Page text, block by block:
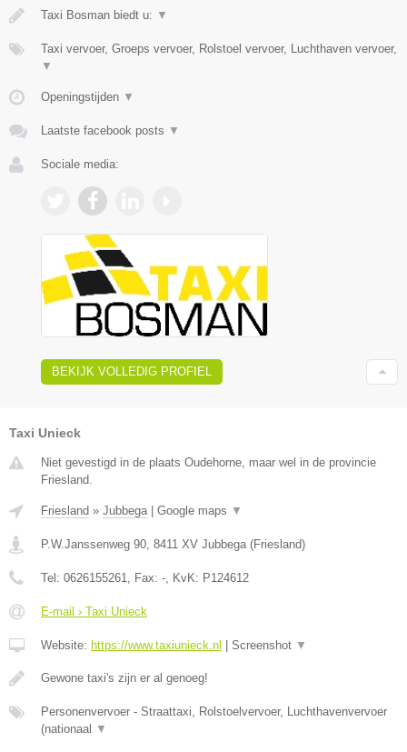
Taxi Bosman biedt u: ▼
Taxi vervoer, Groeps vervoer, Rolstoel vervoer, Luchthaven vervoer,
▼
Openingstijden ▼
Laatste facebook posts ▼
Sociale media:
BEKIJK VOLLEDIG PROFIEL
Taxi Unieck
Niet gevestigd in de plaats Oudehorne, maar wel in de provincie
Friesland.
Friesland » Jubbega| Google maps ▼
P.W.Janssenweg 90, 8411 XV Jubbega(Friesland)
Tel: 0626155261, Fax: -, KvK: P124612
E-mail › Taxi Unieck
Website: https://www.taxiunieck.nl Screenshot ▼
Gewone taxi's zijn er al genoeg!
Personenvervoer - Straattaxi, Rolstoelvervoer, Luchthavenvervoer
(nationaal
▼